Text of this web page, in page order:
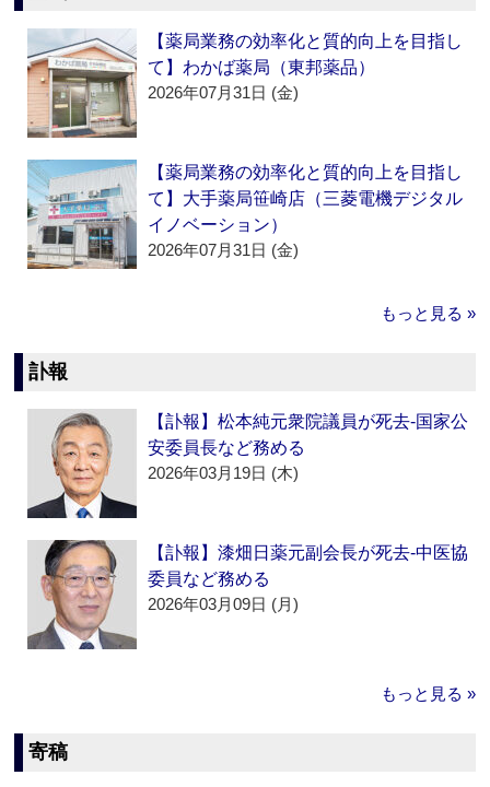
【薬局業務の効率化と質的向上を目指し
て】わかば薬局（東邦薬品）
2026年07月31日 (金)
【薬局業務の効率化と質的向上を目指し
て】大手薬局笹崎店（三菱電機デジタル
イノベーション）
2026年07月31日 (金)
もっと見る »
訃報
【訃報】松本純元衆院議員が死去‐国家公
安委員長など務める
2026年03月19日 (木)
【訃報】漆畑日薬元副会長が死去‐中医協
委員など務める
2026年03月09日 (月)
もっと見る »
寄稿